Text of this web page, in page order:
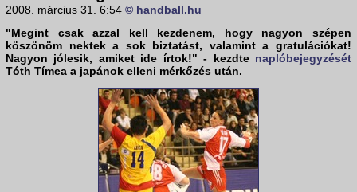
2008. március 31. 6:54 © handball.hu
"Megint csak azzal kell kezdenem, hogy nagyon szépen
köszönöm nektek a sok biztatást, valamint a gratulációkat!
Nagyon jólesik, amiket ide írtok!" - kezdte naplóbejegyzését
Tóth Tímea a japánok elleni mérkőzés után.